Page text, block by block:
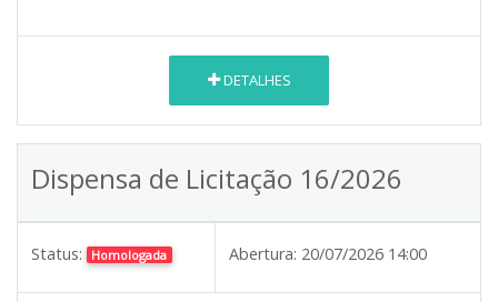
DETALHES
Dispensa de Licitação 16/2026
Status: Homologada Abertura: 20/07/2026 14:00